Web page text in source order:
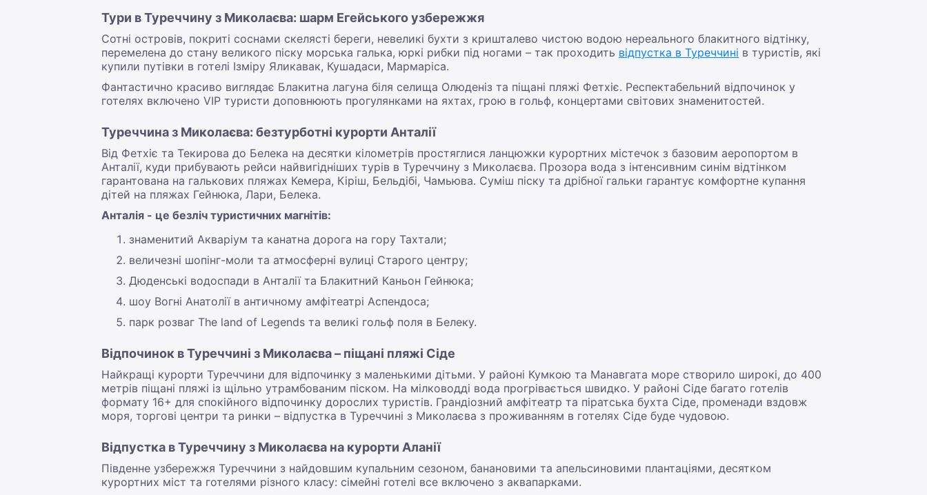
Тури в Туреччину з Миколаєва: шарм Егейського узбережжя
Сотні островів, покриті соснами скелясті береги, невеликі бухти з кришталево чистою водою нереального блакитного відтінку,
перемелена до стану великого піску морська галька, юркі рибки під ногами – так проходить відпустка в Туреччині в туристів, які
купили путівки в готелі Ізміру Яликавак, Кушадаси, Мармаріса.
Фантастично красиво виглядає Блакитна лагуна біля селища Олюденіз та піщані пляжі Фетхіє. Респектабельний відпочинок у
готелях включено VIP туристи доповнюють прогулянками на яхтах, грою в гольф, концертами світових знаменитостей.
Туреччина з Миколаєва: безтурботні курорти Анталії
Від Фетхіє та Текирова до Белека на десятки кілометрів простяглися ланцюжки курортних містечок з базовим аеропортом в
Анталії, куди прибувають рейси найвигідніших турів в Туреччину з Миколаєва. Прозора вода з інтенсивним синім відтінком
гарантована на галькових пляжах Кемера, Кіріш, Бельдібі, Чамьюва. Суміш піску та дрібної гальки гарантує комфортне купання
дітей на пляжах Гейнюка, Лари, Белека.
Анталія - це безліч туристичних магнітів:
знаменитий Акваріум та канатна дорога на гору Тахтали;
величезні шопінг-моли та атмосферні вулиці Старого центру;
Дюденські водоспади в Анталії та Блакитний Каньон Гейнюка;
шоу Вогні Анатолії в античному амфітеатрі Аспендоса;
парк розваг The land of Legends та великі гольф поля в Белеку.
Відпочинок в Туреччині з Миколаєва – піщані пляжі Сіде
Найкращі курорти Туреччини для відпочинку з маленькими дітьми. У районі Кумкою та Манавгата море створило широкі, до 400
метрів піщані пляжі із щільно утрамбованим піском. На мілководді вода прогрівається швидко. У районі Сіде багато готелів
формату 16+ для спокійного відпочинку дорослих туристів. Грандіозний амфітеатр та піратська бухта Сіде, променади вздовж
моря, торгові центри та ринки – відпустка в Туреччині з Миколаєва з проживанням в готелях Сіде буде чудовою.
Відпустка в Туреччину з Миколаєва на курорти Аланії
Південне узбережжя Туреччини з найдовшим купальним сезоном, банановими та апельсиновими плантаціями, десятком
курортних міст та готелями різного класу: сімейні готелі все включено з аквапарками.